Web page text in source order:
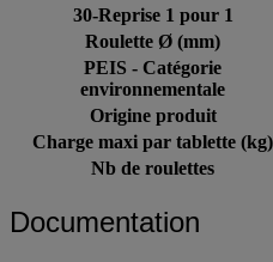
30-Reprise 1 pour 1
Roulette Ø (mm)
PEIS - Catégorie
environnementale
Origine produit
Charge maxi par tablette (kg)
Nb de roulettes
Documentation